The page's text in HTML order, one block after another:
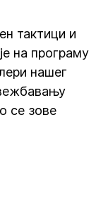
тактици и
на програму
нашег
се зове